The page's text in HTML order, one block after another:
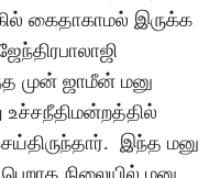
கைதாகாமல் இருக்க
முன் ஜாமீன் மனு
இந்த மனு